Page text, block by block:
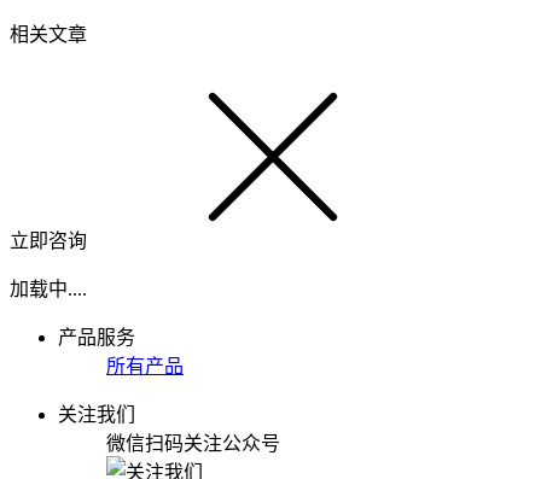
相关文章
立即咨询
加载中....
产品服务
所有产品
关注我们
微信扫码关注公众号